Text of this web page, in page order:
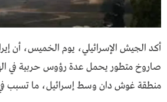
أكد الجيش الإسرائيلي، يوم الخميس، أن
صاروخ متطور يحمل عدة رؤوس حربية في
منطقة غوش دان وسط إسرائيل، ما تسبب